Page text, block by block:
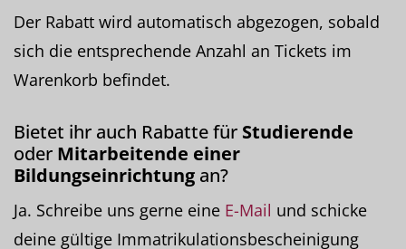
Der Rabatt wird automatisch abgezogen, sobald
sich die entsprechende Anzahl an Tickets im
Warenkorb befindet.
Bietet ihr auch Rabatte für Studierende
oder Mitarbeitende einer
Bildungseinrichtung an?
Ja. Schreibe uns gerne eine E-Mail und schicke
deine gültige Immatrikulationsbescheinigung